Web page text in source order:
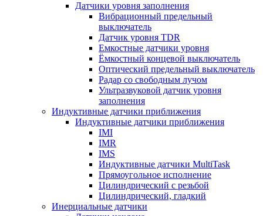
Датчики уровня заполнения
Вибрационный предельный
выключатель
Датчик уровня TDR
Емкостные датчики уровня
Ёмкостный концевой выключатель
Оптический предельный выключатель
Радар со свободным лучом
Ультразвуковой датчик уровня
заполнения
Индуктивные датчики приближения
Индуктивные датчики приближения
IMI
IMR
IMS
Индуктивные датчики MultiTask
Прямоугольное исполнение
Цилиндрический с резьбой
Цилиндрический, гладкий
Инерциальные датчики